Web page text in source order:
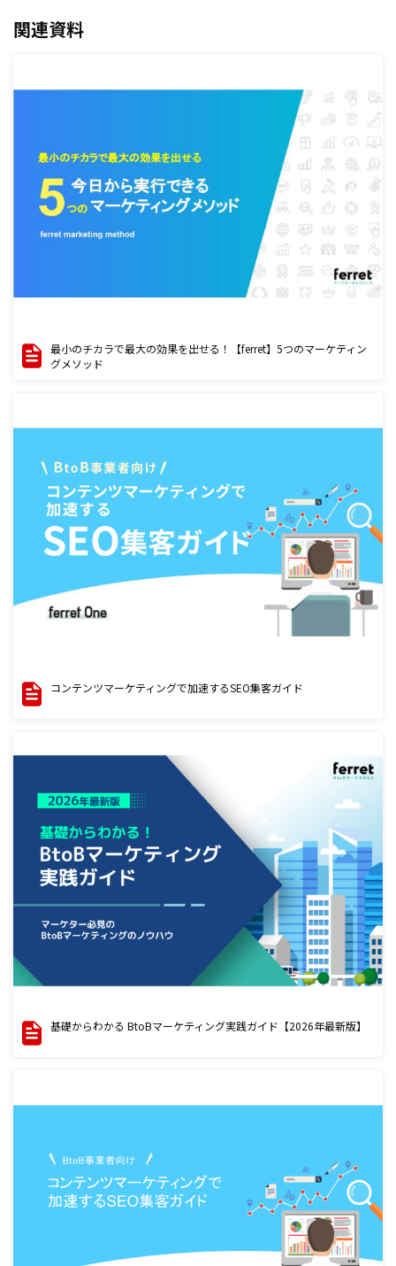
関連資料
最小のチカラで最大の効果を出せる！【ferret】5つのマーケティン
グメソッド
コンテンツマーケティングで加速するSEO集客ガイド
基礎からわかる BtoBマーケティング実践ガイド【2026年最新版】